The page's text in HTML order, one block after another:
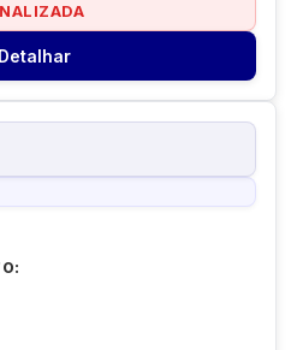
Detalhar